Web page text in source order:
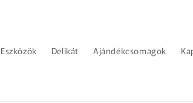
Eszközök Delikát Ajándékcsomagok